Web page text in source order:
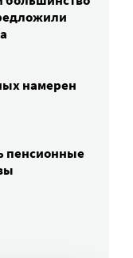
намерен
пенсионные